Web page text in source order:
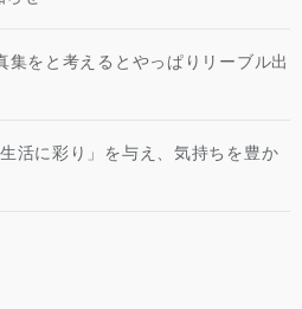
集をと考えるとやっぱりリーブル出
活に彩り」を与え、気持ちを豊か